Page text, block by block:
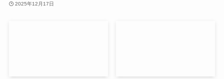
2025年12月17日